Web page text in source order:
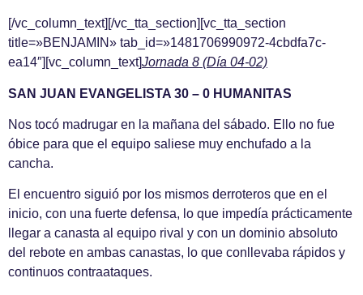
[/vc_column_text][/vc_tta_section][vc_tta_section
title=»BENJAMIN» tab_id=»1481706990972-4cbdfa7c-
ea14″][vc_column_text]Jornada 8 (Día 04-02)
SAN JUAN EVANGELISTA 30 – 0 HUMANITAS
Nos tocó madrugar en la mañana del sábado. Ello no fue
óbice para que el equipo saliese muy enchufado a la
cancha.
El encuentro siguió por los mismos derroteros que en el
inicio, con una fuerte defensa, lo que impedía prácticamente
llegar a canasta al equipo rival y con un dominio absoluto
del rebote en ambas canastas, lo que conllevaba rápidos y
continuos contraataques.